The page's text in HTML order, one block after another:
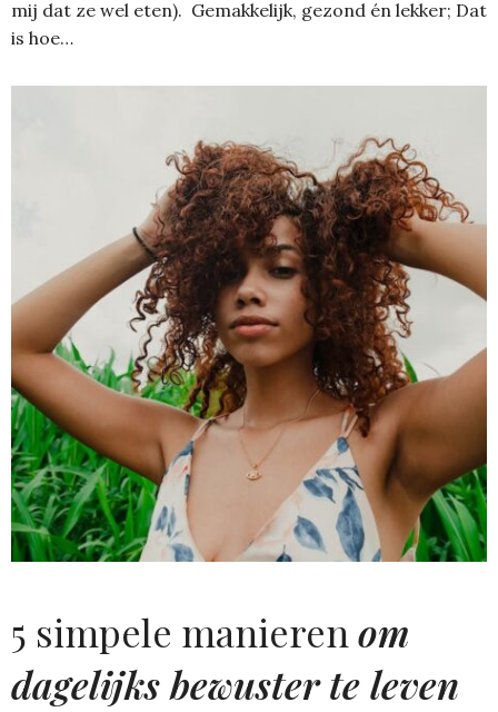
mij dat ze wel eten). Gemakkelijk, gezond én lekker; Dat
is hoe…
5 simpele manieren om
dagelijks bewuster te leven